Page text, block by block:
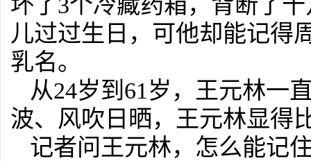
坏了3个冷藏药箱，背断了
儿过过生日，可他却能记得
乳名。
从24岁到61岁，王元林一
波、风吹日晒，王元林显得
记者问王元林，怎么能记